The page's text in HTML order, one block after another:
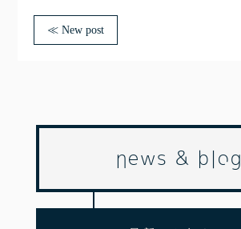
≪ New post
news & blog